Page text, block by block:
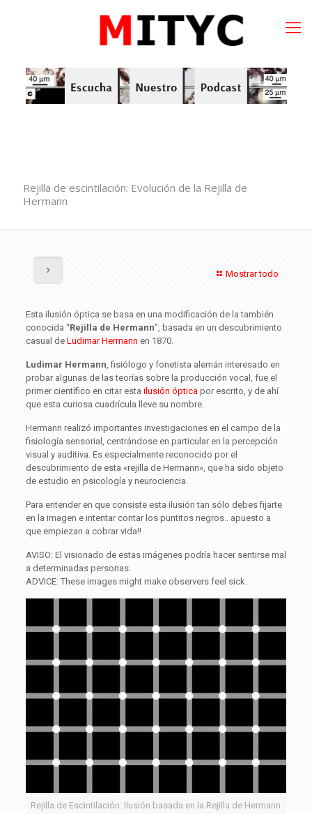
Rejilla de escintilación: Evolución de la Rejilla de
Hermann
Mostrar todo
Esta ilusión óptica se basa en una modificación de la también
conocida “Rejilla de Hermann”, basada en un descubrimiento
casual de Ludimar Hermann en 1870.
Ludimar Hermann, fisiólogo y fonetista alemán interesado en
probar algunas de las teorías sobre la producción vocal, fue el
primer científico en citar esta ilusión ópticapor escrito, y de ahí
que esta curiosa cuadrícula lleve su nombre.
Hermann realizó importantes investigaciones en el campo de la
fisiología sensorial, centrándose en particular en la percepción
visual y auditiva. Es especialmente reconocido por el
descubrimiento de esta «rejilla de Hermann», que ha sido objeto
de estudio en psicología y neurociencia.
Para entender en que consiste esta ilusión tan sólo debes fijarte
en la imagen e intentar contar los puntitos negros.. apuesto a
que empiezan a cobrar vida!!
AVISO: El visionado de estas imágenes podría hacer sentirse mal
a determinadas personas.
ADVICE: These images might make observers feel sick.
Rejilla de Escintilación: Ilusión basada en la Rejilla de Hermann